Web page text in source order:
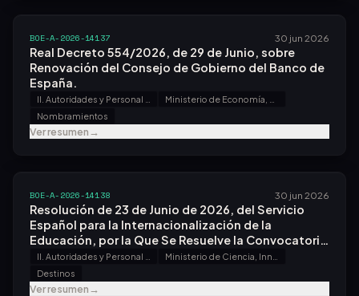
BOE-A-2026-14137 30 jun 2026
Real Decreto 554/2026, de 29 de Junio, sobre
Renovación del Consejo de Gobierno del Banco de
España.
Nombramientos
Ver resumen→
BOE-A-2026-14138 30 jun 2026
Resolución de 23 de Junio de 2026, del Servicio
Español para la Internacionalización de la
Educación, por la Que Se Resuelve la Convocatoria
de Libre Designación, Efectuada por Resolución de
19 de Marzo de 2026.
Destinos
Ver resumen→